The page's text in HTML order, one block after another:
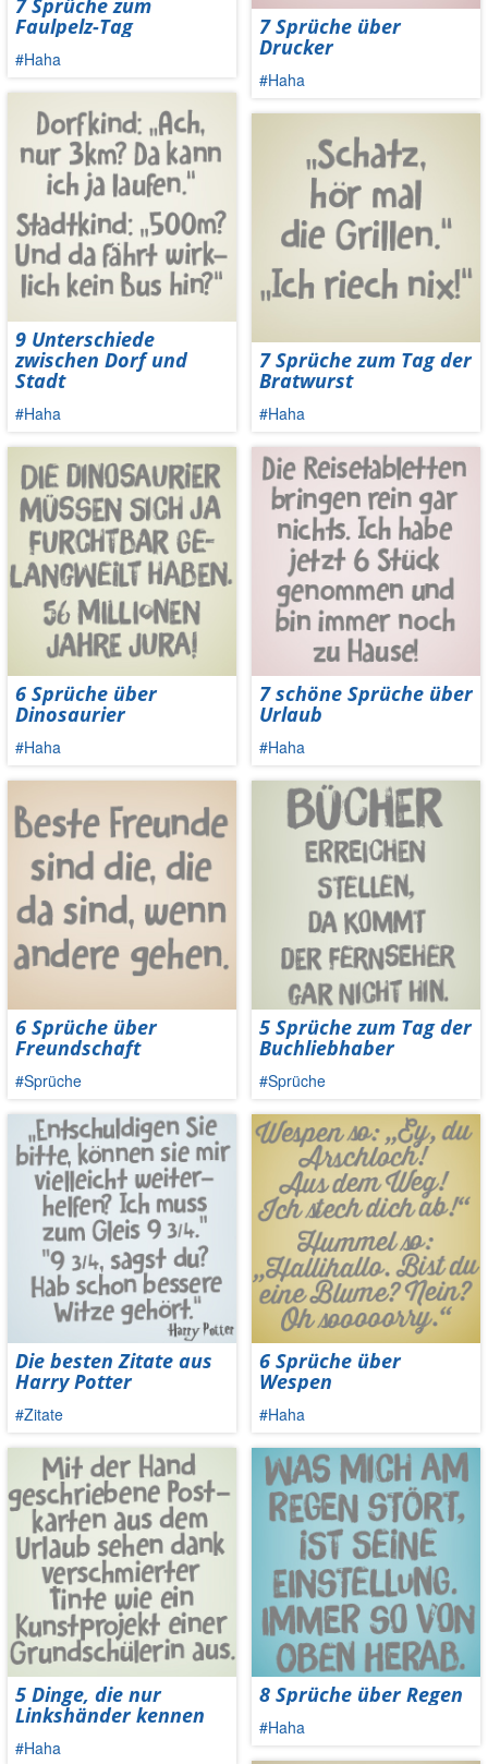
7 Sprüche zum
Faulpelz-Tag
#Haha
9 Unterschiede
zwischen Dorf und
Stadt
#Haha
6 Sprüche über
Dinosaurier
#Haha
6 Sprüche über
Freundschaft
#Sprüche
Die besten Zitate aus
Harry Potter
#Zitate
5 Dinge, die nur
Linkshänder kennen
#Haha
7 Sprüche über
Drucker
#Haha
7 Sprüche zum Tag der
Bratwurst
#Haha
7 schöne Sprüche über
Urlaub
#Haha
5 Sprüche zum Tag der
Buchliebhaber
#Sprüche
6 Sprüche über
Wespen
#Haha
8 Sprüche über Regen
#Haha